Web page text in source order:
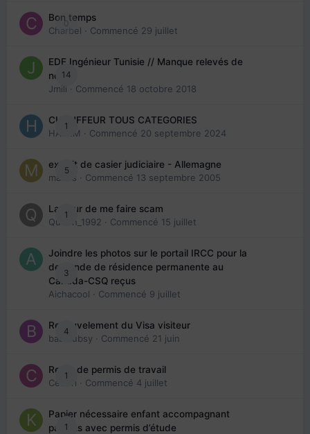
0
Bon temps
Charbel · Commencé 29 juillet
14
EDE Ingénieur Tunisie // Manque relevés de
note
Jmili · Commencé 18 octobre 2018
1
CHAUFFEUR TOUS CATEGORIES
HAZEM · Commencé 20 septembre 2024
5
extrait de casier judiciaire - Allemagne
maries · Commencé 13 septembre 2005
1
La peur de me faire scam
Queen_1992 · Commencé 15 juillet
3
Joindre les photos sur le portail IRCC pour la
demande de résidence permanente au
Canada-CSQ reçus
Aichacool · Commencé 9 juillet
4
Renouvelement du Visa visiteur
babibubsy · Commencé 21 juin
1
Refus de permis de travail
Cedbri · Commencé 4 juillet
1
Papier nécessaire enfant accompagnant
parents avec permis d’étude